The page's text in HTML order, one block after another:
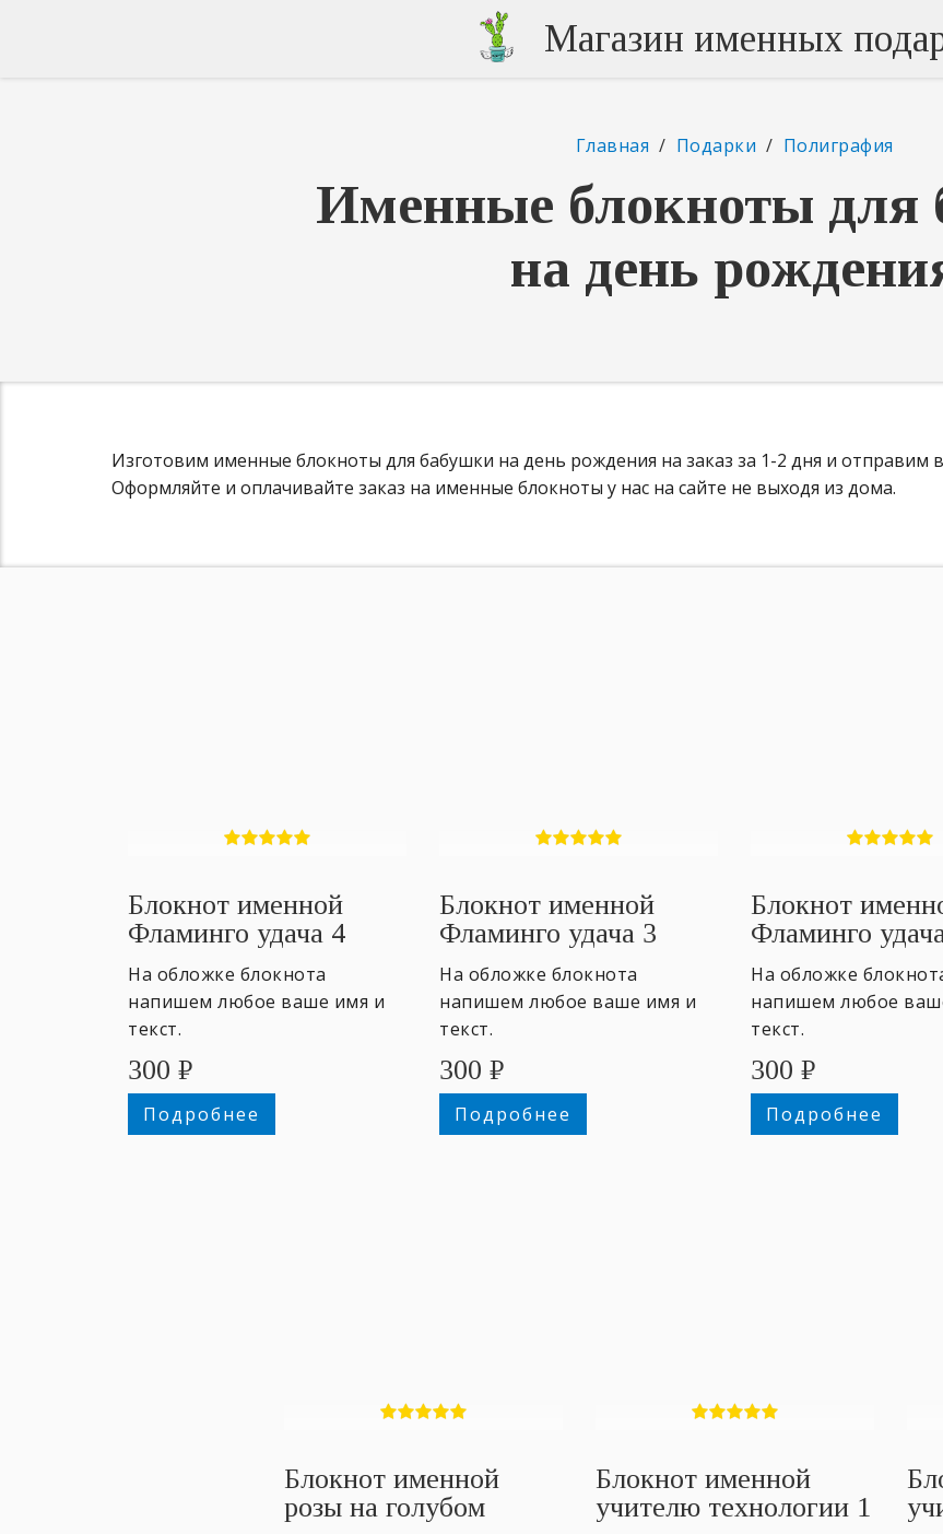
Магазин именных
Главная / Подарки / Полиграфия
Именные блокноты для
на день
Изготовим именные блокноты для бабушки на день рождения на заказ за 1-2 дня и отправим
Оформляйте и оплачивайте заказ на именные блокноты у нас на сайте не выходя из дома.
Блокнот именной
Фламинго удача 4
На обложке блокнота
напишем любое ваше имя и
текст.
300 ₽
Подробнее
Блокнот именной
Фламинго удача 3
На обложке блокнота
напишем любое ваше имя и
текст.
300 ₽
Подробнее
Блокнот
Фламинго
На обложке
напишем любое
текст.
300 ₽
Подробнее
Блокнот именной
розы на голубом
Блокнот именной
учителю технологии 1